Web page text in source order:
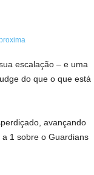
escalação – e uma
do que o que está
avançando
1 sobre o Guardians